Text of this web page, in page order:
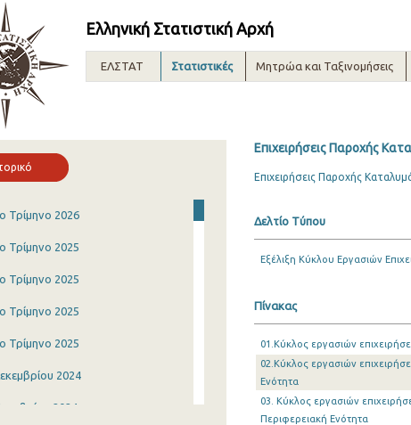
Ελληνική Στατιστική Αρχή
ΕΛΣΤΑΤ Στατιστικές Μητρώα και Ταξινομήσεις
Τρίμηνο 2026
Τρίμηνο 2025
Τρίμηνο 2025
Τρίμηνο 2025
Τρίμηνο 2025
2024
2024
Επιχειρήσεις Παροχής
Επιχειρήσεις Παροχής
Δελτίο Τύπου
Εξέλιξη Κύκλου Εργασιών
Πίνακας
01.Κύκλος εργασιών
02.Κύκλος εργασιών
Ενότητα
03. Κύκλος εργασιών
Περιφερειακή Ενότητα